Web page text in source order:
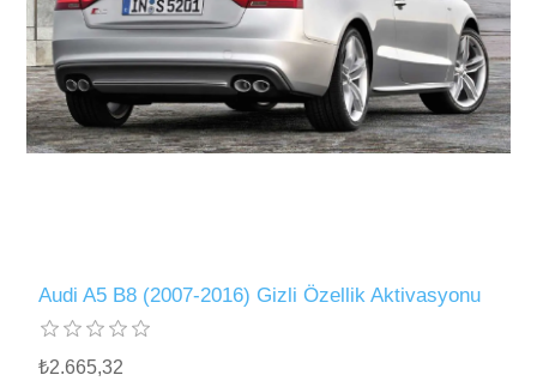
Audi A5 B8 (2007-2016) Gizli Özellik Aktivasyonu
₺2.665,32